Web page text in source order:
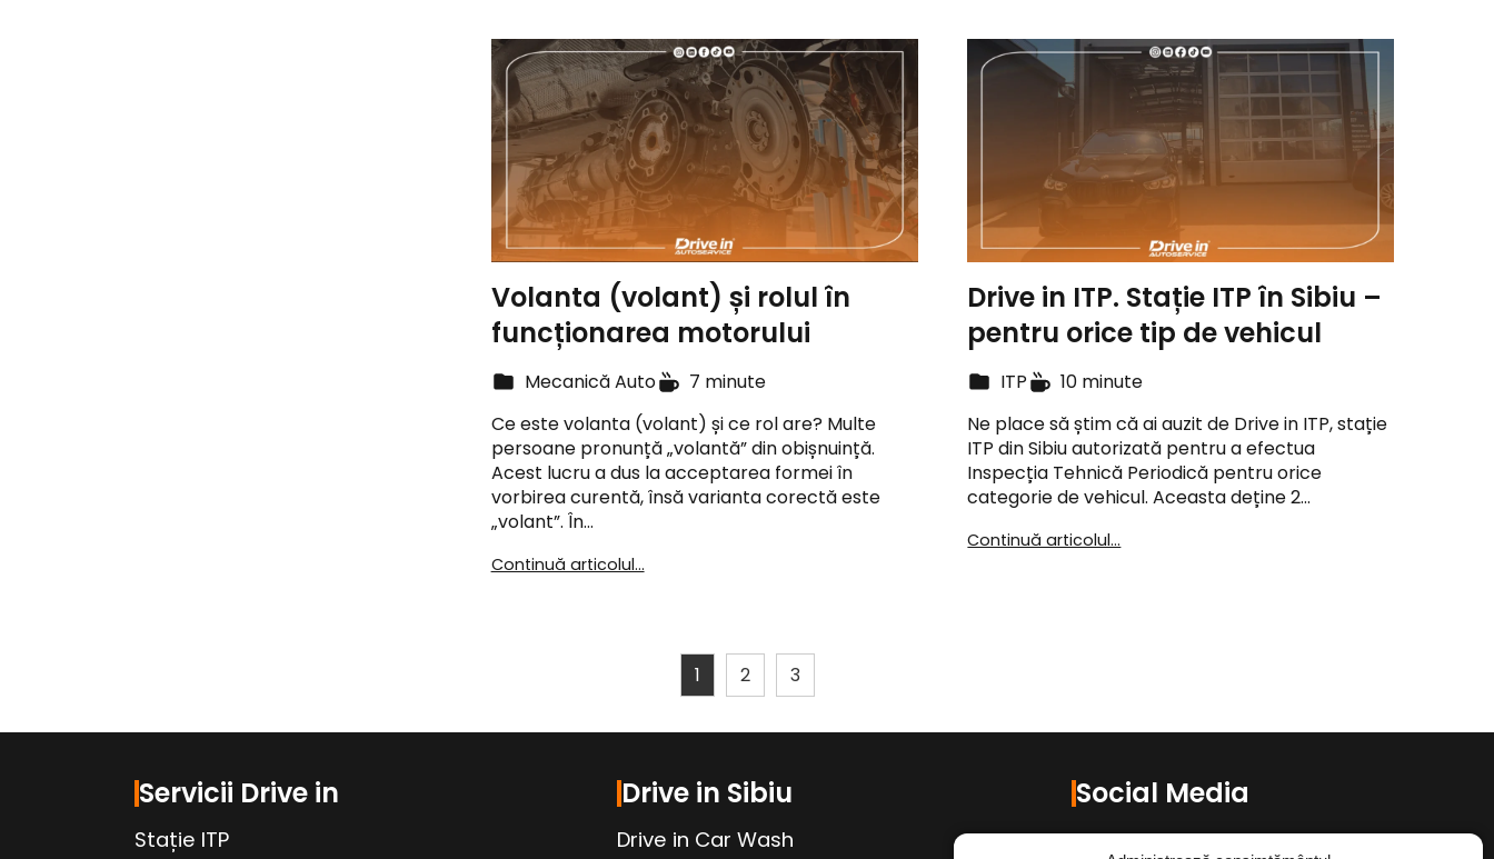
Volanta (volant) și rolul în
funcționarea motorului
Mecanică Auto
7 minute
Ce este volanta (volant) și ce rol are? Multe
persoane pronunță „volantă” din obișnuință.
Acest lucru a dus la acceptarea formei în
vorbirea curentă, însă varianta corectă este
„volant”. În…
Continuă articolul...
Drive in ITP. Stație ITP în Sibiu –
pentru orice tip de vehicul
ITP
10 minute
Ne place să știm că ai auzit de Drive in ITP, stație
ITP din Sibiu autorizată pentru a efectua
Inspecția Tehnică Periodică pentru orice
categorie de vehicul. Aceasta deține 2…
Continuă articolul...
1 2 3
Servicii Drive in
Stație ITP
Drive in Sibiu
Drive in Car Wash
Social Media